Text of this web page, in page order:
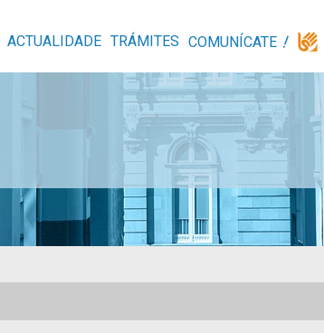
ACTUALIDADE TRÁMITES COMUNÍCATE